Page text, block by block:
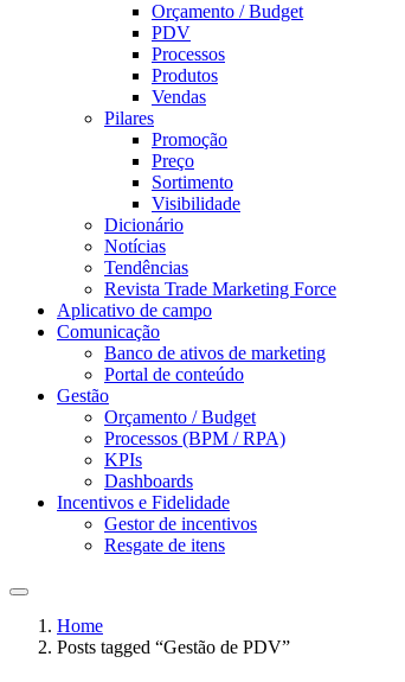
Orçamento / Budget
PDV
Processos
Produtos
Vendas
Pilares
Promoção
Preço
Sortimento
Visibilidade
Dicionário
Notícias
Tendências
Revista Trade Marketing Force
Aplicativo de campo
Comunicação
Banco de ativos de marketing
Portal de conteúdo
Gestão
Orçamento / Budget
Processos (BPM / RPA)
KPIs
Dashboards
Incentivos e Fidelidade
Gestor de incentivos
Resgate de itens
Home
Posts tagged “Gestão de PDV”